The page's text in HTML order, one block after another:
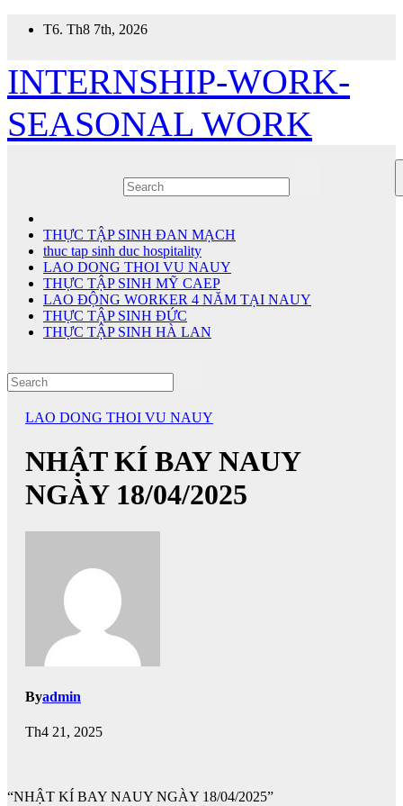
T6. Th8 7th, 2026
INTERNSHIP-WORK-
SEASONAL WORK
THỰC TẬP SINH ĐAN MẠCH
thuc tap sinh duc hospitality
LAO DONG THOI VU NAUY
THỰC TẬP SINH MỸ CAEP
LAO ĐỘNG WORKER 4 NĂM TẠI NAUY
THỰC TẬP SINH ĐỨC
THỰC TẬP SINH HÀ LAN
LAO DONG THOI VU NAUY
NHẬT KÍ BAY NAUY
NGÀY 18/04/2025
Byadmin
Th4 21, 2025
“NHẬT KÍ BAY NAUY NGÀY 18/04/2025”